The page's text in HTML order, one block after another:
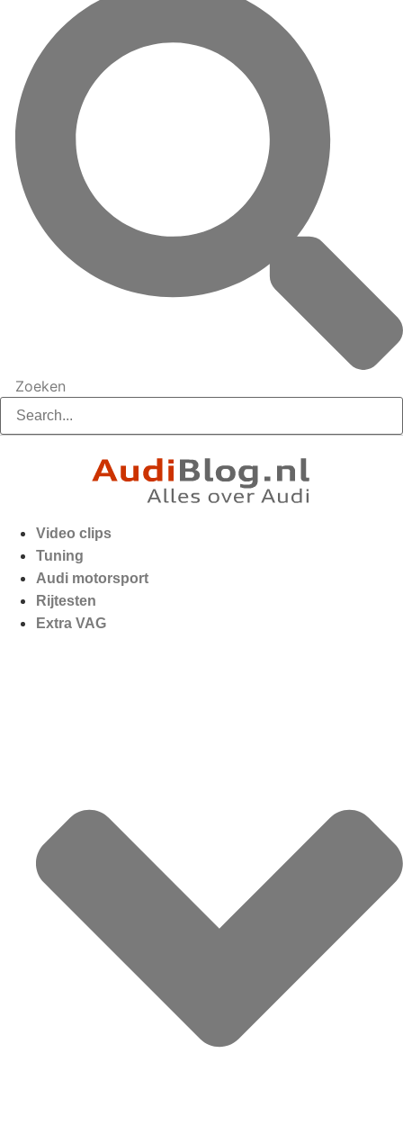
Zoeken
Video clips
Tuning
Audi motorsport
Rijtesten
Extra VAG